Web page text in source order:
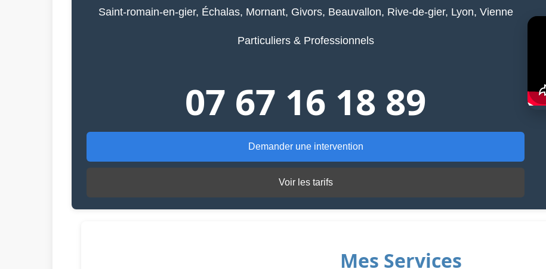
Saint-romain-en-gier, Échalas, Mornant, Givors, Beauvallon, Rive-de-gier, Lyon, Vienne
Particuliers & Professionnels
07 67 16 18 89
Demander une intervention
Voir les tarifs
Mes Services